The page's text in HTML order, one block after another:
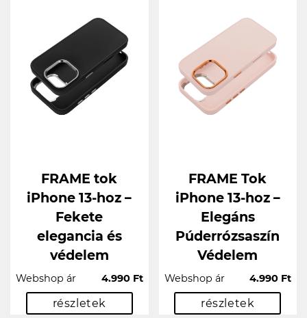
FRAME tok
iPhone 13-hoz –
Fekete
elegancia és
védelem
Webshop ár 4.990 Ft
részletek
FRAME Tok
iPhone 13-hoz –
Elegáns
Púderrózsaszín
Védelem
Webshop ár 4.990 Ft
részletek